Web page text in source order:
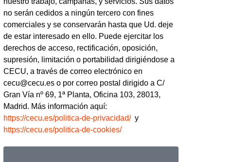
no serán cedidos a ningún tercero con fines
comerciales y se conservarán hasta que Ud. deje
de estar interesado en ello. Puede ejercitar los
derechos de acceso, rectificación, oposición,
supresión, limitación o portabilidad dirigiéndose a
CECU, a través de correo electrónico en
cecu@cecu.es o por correo postal dirigido a C/
Gran Vía nº 69, 1ª Planta, Oficina 103, 28013,
Madrid. Más información aquí:
https://cecu.es/politica-de-privacidad/y
https://cecu.es/politica-de-cookies/